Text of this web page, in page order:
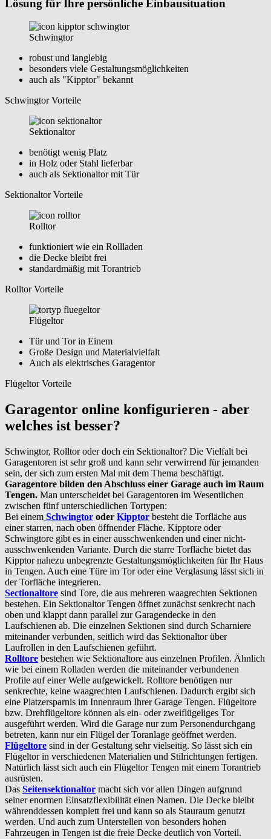
Lösung für Ihre persönliche Einbausituation
Schwingtor
robust und langlebig
besonders viele Gestaltungsmöglichkeiten
auch als "Kipptor" bekannt
Schwingtor Vorteile
Sektionaltor
benötigt wenig Platz
in Holz oder Stahl lieferbar
auch als Sektionaltor mit Tür
Sektionaltor Vorteile
Rolltor
funktioniert wie ein Rollladen
die Decke bleibt frei
standardmäßig mit Torantrieb
Rolltor Vorteile
Flügeltor
Tür und Tor in Einem
Große Design und Materialvielfalt
Auch als elektrisches Garagentor
Flügeltor Vorteile
Garagentor online konfigurieren - aber
welches ist besser?
Schwingtor, Rolltor oder doch ein Sektionaltor? Die Vielfalt bei
Garagentoren ist sehr groß und kann sehr verwirrend für jemanden
sein, der sich zum ersten Mal mit dem Thema beschäftigt.
Garagentore bilden den Abschluss einer Garage auch im Raum
Tengen. Man unterscheidet bei Garagentoren im Wesentlichen
zwischen fünf unterschiedlichen Tortypen:
Bei einem Schwingtor oder Kipptor besteht die Torfläche aus
einer starren, nach oben öffnender Fläche. Kipptore oder
Schwingtore gibt es in einer ausschwenkenden und einer nicht-
ausschwenkenden Variante. Durch die starre Torfläche bietet das
Kipptor nahezu unbegrenzte Gestaltungsmöglichkeiten für Ihr Haus
in Tengen. Auch eine Türe im Tor oder eine Verglasung lässt sich in
der Torfläche integrieren.
Sectionaltore sind Tore, die aus mehreren waagrechten Sektionen
bestehen. Ein Sektionaltor Tengen öffnet zunächst senkrecht nach
oben und klappt dann parallel zur Garagendecke in den
Laufschienen ab. Die einzelnen Sektionen sind durch Scharniere
miteinander verbunden, seitlich wird das Sektionaltor über
Laufrollen in den Laufschienen geführt.
Rolltore bestehen wie Sektionaltore aus einzelnen Profilen. Ähnlich
wie bei einem Rolladen werden die miteinander verbundenen
Profile auf einer Welle aufgewickelt. Rolltore benötigen nur
senkrechte, keine waagrechten Laufschienen. Dadurch ergibt sich
eine Platzersparnis im Innenraum Ihrer Garage Tengen. Flügeltore
bzw. Drehflügeltore können als ein- oder zweiflügeliges Tor
ausgeführt werden. Wird die Garage nur zum Personendurchgang
betreten, kann nur ein Flügel der Toranlage geöffnet werden.
Flügeltore sind in der Gestaltung sehr vielseitig. So lässt sich ein
Flügeltor in verschiedenen Materialien und Stilrichtungen fertigen.
Natürlich lässt sich auch ein Flügeltor Tengen mit einem Torantrieb
ausrüsten.
Das Seitensektionaltor macht sich vor allen Dingen aufgrund
seiner enormen Einsatzflexibilität einen Namen. Die Decke bleibt
währenddessen komplett frei und kann so als Stauraum genutzt
werden. Und auch zum Unterstellen von besonders hohen
Fahrzeugen in Tengen ist die freie Decke deutlich von Vorteil.